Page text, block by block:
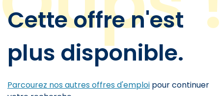
Cette offre n'est
plus disponible.
Parcourez nos autres offres d'emploi pour continuer